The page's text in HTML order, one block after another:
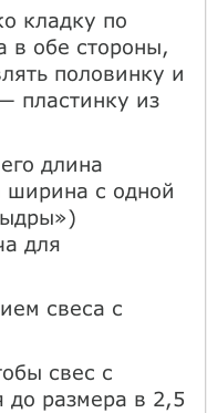
кладку по
в обе стороны,
половинку и
пластинку из
длина
ширина с одной
для
свеса с
свес с
до размера в 2,5